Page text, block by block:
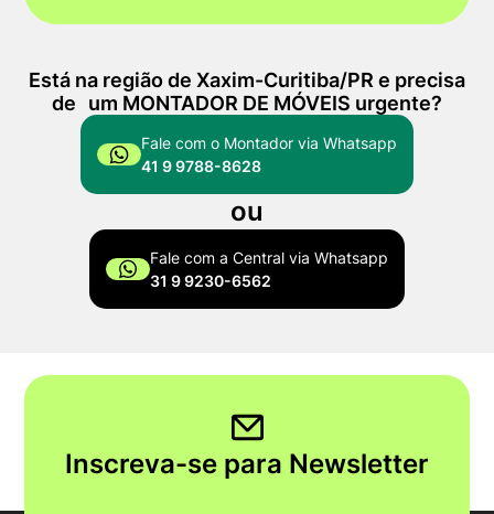
Está na região de Xaxim-Curitiba/PR e precisa
de um MONTADOR DE MÓVEIS urgente?
Fale com o Montador via Whatsapp
41 9 9788-8628
ou
Fale com a Central via Whatsapp
31 9 9230-6562
Inscreva-se para Newsletter